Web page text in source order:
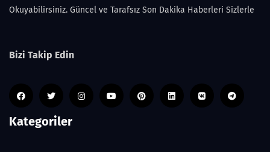
Okuyabilirsiniz. Güncel ve Tarafsız Son Dakika Haberleri Sizlerle
Bizi Takip Edin
Kategoriler